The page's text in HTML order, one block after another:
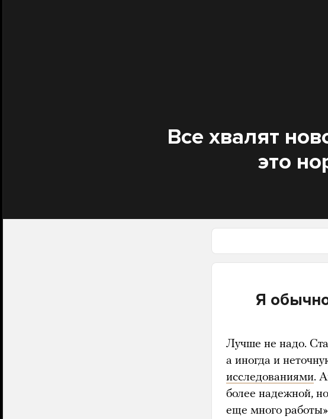
Все хвалят
это
Я
Лучше не надо.
а иногда и
исследованиями.
более надежной,
еще много